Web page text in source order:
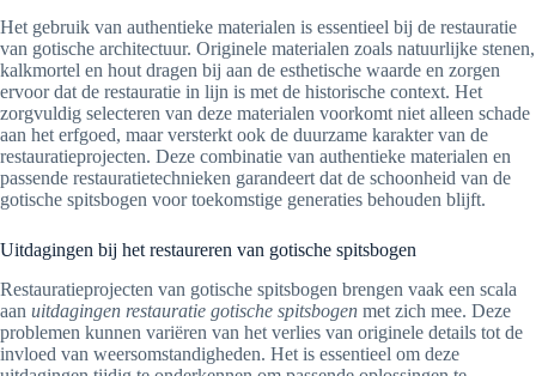
Het gebruik van authentieke materialen is essentieel bij de restauratie
van gotische architectuur. Originele materialen zoals natuurlijke stenen,
kalkmortel en hout dragen bij aan de esthetische waarde en zorgen
ervoor dat de restauratie in lijn is met de historische context. Het
zorgvuldig selecteren van deze materialen voorkomt niet alleen schade
aan het erfgoed, maar versterkt ook de duurzame karakter van de
restauratieprojecten. Deze combinatie van authentieke materialen en
passende restauratietechnieken garandeert dat de schoonheid van de
gotische spitsbogen voor toekomstige generaties behouden blijft.
Uitdagingen bij het restaureren van gotische spitsbogen
Restauratieprojecten van gotische spitsbogen brengen vaak een scala
aan uitdagingen restauratie gotische spitsbogen met zich mee. Deze
problemen kunnen variëren van het verlies van originele details tot de
invloed van weersomstandigheden. Het is essentieel om deze